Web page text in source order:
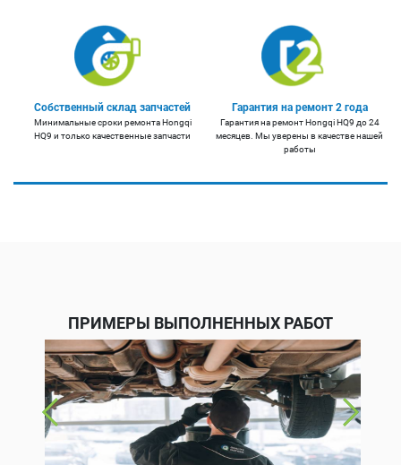
Собственный склад запчастей
Минимальные сроки ремонта Hongqi
HQ9 и только качественные запчасти
Гарантия на ремонт 2 года
Гарантия на ремонт Hongqi HQ9 до 24
месяцев. Мы уверены в качестве нашей
работы
ПРИМЕРЫ ВЫПОЛНЕННЫХ РАБОТ